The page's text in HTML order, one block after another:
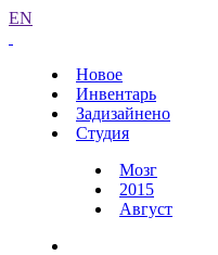
EN
Новое
Инвентарь
Задизайнено
Студия
Мозг
2015
Август